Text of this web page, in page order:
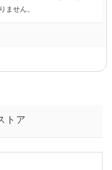
ません。
トア